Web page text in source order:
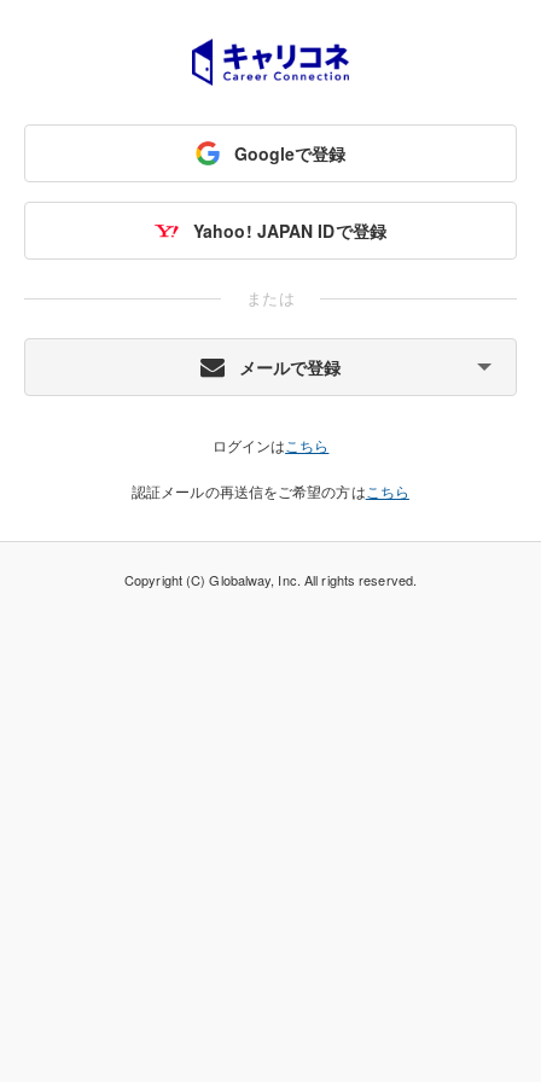
Googleで登録
Yahoo! JAPAN IDで登録
または
メールで登録
ログインは こちら
認証メールの再送信をご希望の方は こちら
Copyright (C) Globalway, Inc. All rights reserved.